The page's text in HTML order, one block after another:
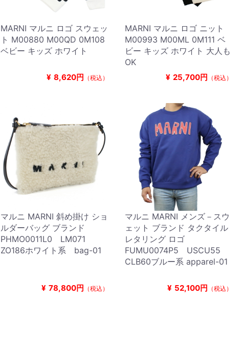
MARNI マルニ ロゴ スウェッ
ト M00880 M00QD 0M108
ベビー キッズ ホワイト
¥ 8,620円 （税込）
MARNI マルニ ロゴ ニット
M00993 M00ML 0M111 ベ
ビー キッズ ホワイト 大人も
OK
¥ 25,700円 （税込）
マルニ MARNI 斜め掛け ショ
ルダーバッグ ブランド
PHMO0011L0 LM071
ZO186ホワイト系 bag-01
¥ 78,800円 （税込）
マルニ MARNI メンズ－スウ
ェット ブランド タクタイル
レタリング ロゴ
FUMU0074P5 USCU55
CLB60ブルー系 apparel-01
¥ 52,100円 （税込）